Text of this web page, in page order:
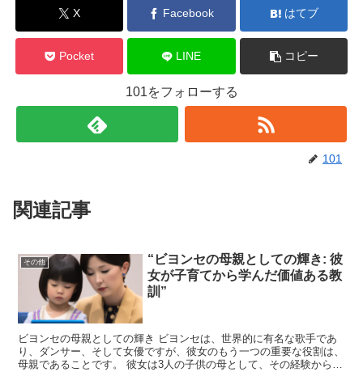
X Facebook はてブ
Pocket LINE コピー
101をフォローする
101
関連記事
その他
“ビヨンセの母親としての輝き: 彼
女が子育てから学んだ価値ある教
訓”
ビヨンセの母親としての輝き ビヨンセは、世界的に有名な歌手であ
り、ダンサー、そして女優ですが、彼女のもう一つの重要な役割は、
母親であることです。 彼女は3人の子供の母として、その経験から多